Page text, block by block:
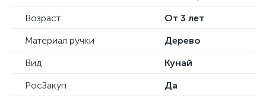
Возраст
От 3 лет
Материал ручки
Дерево
Вид
Кунай
РосЗакуп
Да